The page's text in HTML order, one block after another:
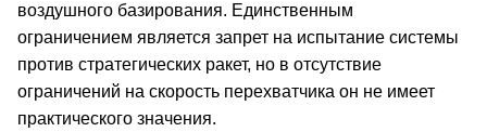
воздушного базирования. Единственным
ограничением является запрет на испытание системы
против стратегических ракет, но в отсутствие
ограничений на скорость перехватчика он не имеет
практического значения.